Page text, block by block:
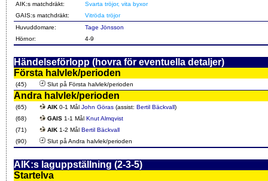
AIK:s matchdräkt:
Svarta tröjor, vita byxor
GAIS:s matchdräkt:
Vitröda tröjor
Huvuddomare:
Tage Jönsson
Hörnor:
4-9
Händelseförlopp (hovra för eventuella detaljer)
Första halvlek/perioden
(45) Slut på Första halvlek/perioden
Andra halvlek/perioden
(65) AIK 0-1 Mål John Göras (assist: Bertil Bäckvall)
(68)
GAIS 1-1 Mål Knut Almqvist
(71)
AIK 1-2 Mål Bertil Bäckvall
(90)
Slut på Andra halvlek/perioden
AIK:s laguppställning (2-3-5)
Startelva